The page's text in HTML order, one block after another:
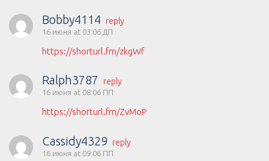
Bobby4114 reply
16 июня at 03:06 ДП
https://shorturl.fm/zkgWf
Ralph3787 reply
16 июня at 08:06 ПП
https://shorturl.fm/ZvMoP
Cassidy4329 reply
16 июня at 09:06 ПП